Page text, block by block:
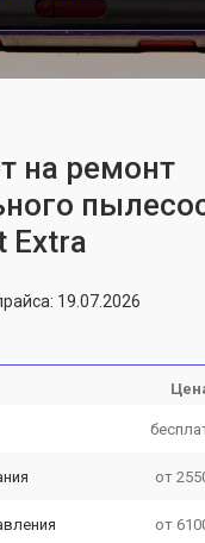
на ремонт
Extra
19.07.2026
от
от